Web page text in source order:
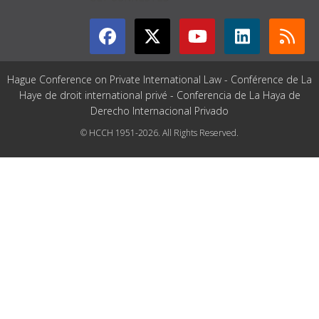
Hague Conference on Private International Law - Conférence de La
Haye de droit international privé - Conferencia de La Haya de
Derecho Internacional Privado
© HCCH 1951-2026. All Rights Reserved.